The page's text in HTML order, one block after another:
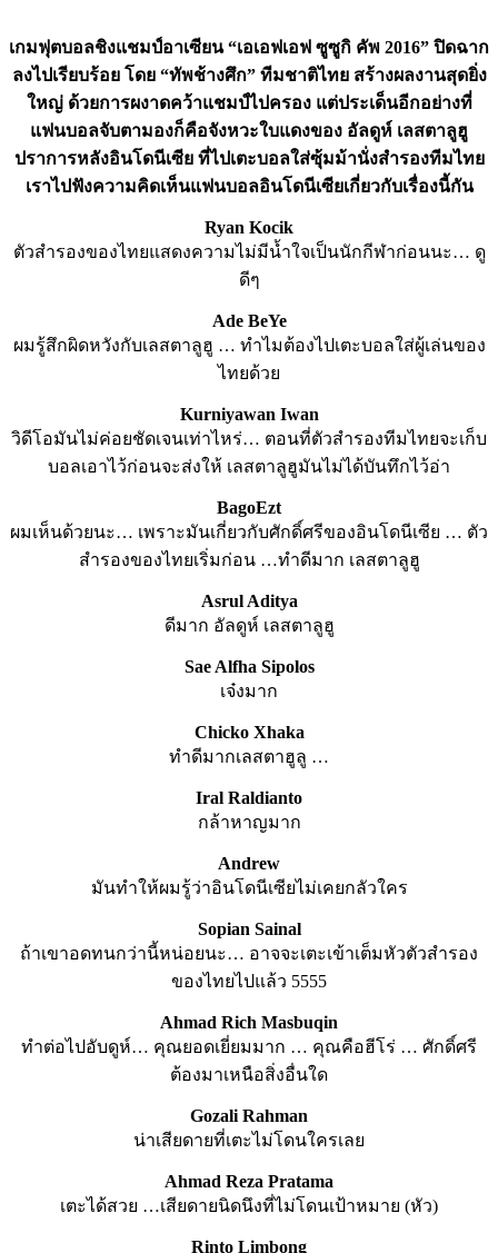
เกมฟุตบอลชิงแชมป์อาเซียน “เอเอฟเอฟ ซูซูกิ คัพ 2016” ปิดฉาก
ลงไปเรียบร้อย โดย “ทัพช้างศึก” ทีมชาติไทย สร้างผลงานสุดยิ่ง
ใหญ่ ด้วยการผงาดคว้าแชมป์ไปครอง แต่ประเด็นอีกอย่างที่
แฟนบอลจับตามองก็คือจังหวะใบแดงของ อัลดูห์ เลสตาลูฮู
ปราการหลังอินโดนีเซีย ที่ไปเตะบอลใส่ซุ้มม้านั่งสำรองทีมไทย
เราไปฟังความคิดเห็นแฟนบอลอินโดนีเซียเกี่ยวกับเรื่องนี้กัน
Ryan Kocik
ตัวสำรองของไทยแสดงความไม่มีน้ำใจเป็นนักกีฬาก่อนนะ… ดู
ดีๆ
Ade BeYe
ผมรู้สึกผิดหวังกับเลสตาลูฮู … ทำไมต้องไปเตะบอลใส่ผู้เล่นของ
ไทยด้วย
Kurniyawan Iwan
วิดีโอมันไม่ค่อยชัดเจนเท่าไหร่… ตอนที่ตัวสำรองทีมไทยจะเก็บ
บอลเอาไว้ก่อนจะส่งให้ เลสตาลูฮูมันไม่ได้บันทึกไว้อ่า
BagoEzt
ผมเห็นด้วยนะ… เพราะมันเกี่ยวกับศักดิ์ศรีของอินโดนีเซีย … ตัว
สำรองของไทยเริ่มก่อน …ทำดีมาก เลสตาลูฮู
Asrul Aditya
ดีมาก อัลดูห์ เลสตาลูฮู
Sae Alfha Sipolos
เจ๋งมาก
Chicko Xhaka
ทำดีมากเลสตาฮูลู …
Iral Raldianto
กล้าหาญมาก
Andrew
มันทำให้ผมรู้ว่าอินโดนีเซียไม่เคยกลัวใคร
Sopian Sainal
ถ้าเขาอดทนกว่านี้หน่อยนะ… อาจจะเตะเข้าเต็มหัวตัวสำรอง
ของไทยไปแล้ว 5555
Ahmad Rich Masbuqin
ทำต่อไปอับดูห์… คุณยอดเยี่ยมมาก … คุณคือฮีโร่ … ศักดิ์ศรี
ต้องมาเหนือสิ่งอื่นใด
Gozali Rahman
น่าเสียดายที่เตะไม่โดนใครเลย
Ahmad Reza Pratama
เตะได้สวย …เสียดายนิดนึงที่ไม่โดนเป้าหมาย (หัว)
Rinto Limbong